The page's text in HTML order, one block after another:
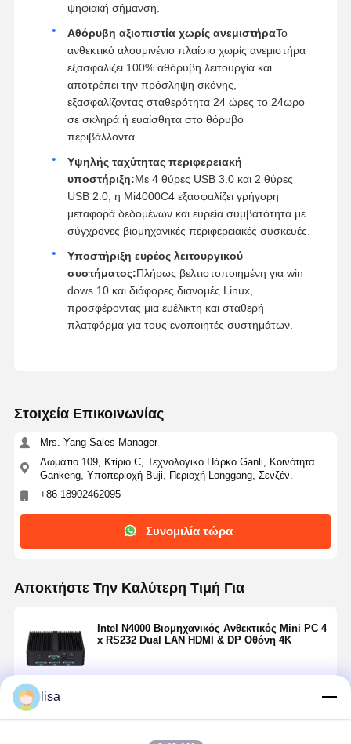
ψηφιακή σήμανση.
Αθόρυβη αξιοπιστία χωρίς ανεμιστήραΤο
ανθεκτικό αλουμινένιο πλαίσιο χωρίς ανεμιστήρα
εξασφαλίζει 100% αθόρυβη λειτουργία και
αποτρέπει την πρόσληψη σκόνης,
εξασφαλίζοντας σταθερότητα 24 ώρες το 24ωρο
σε σκληρά ή ευαίσθητα στο θόρυβο
περιβάλλοντα.
Υψηλής ταχύτητας περιφερειακή
υποστήριξη:Με 4 θύρες USB 3.0 και 2 θύρες
USB 2.0, η Mi4000C4 εξασφαλίζει γρήγορη
μεταφορά δεδομένων και ευρεία συμβατότητα με
σύγχρονες βιομηχανικές περιφερειακές συσκευές.
Υποστήριξη ευρέος λειτουργικού
συστήματος:Πλήρως βελτιστοποιημένη για win
dows 10 και διάφορες διανομές Linux,
προσφέροντας μια ευέλικτη και σταθερή
πλατφόρμα για τους ενοποιητές συστημάτων.
Στοιχεία Επικοινωνίας
Mrs. Yang-Sales Manager
Δωμάτιο 109, Κτίριο C, Τεχνολογικό Πάρκο Ganli, Κοινότητα
Gankeng, Υποπεριοχή Buji, Περιοχή Longgang, Σενζέν.
+86 18902462095
Συνομιλία τώρα
Αποκτήστε Την Καλύτερη Τιμή Για
Intel N4000 Βιομηχανικός Ανθεκτικός Mini PC 4
x RS232 Dual LAN HDMI & DP Οθόνη 4K
lisa